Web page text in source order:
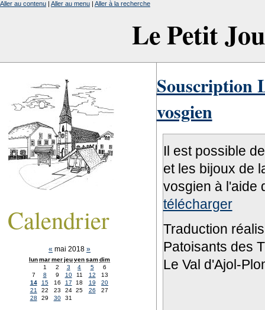
Le Petit
Aller au contenu | Aller au menu | Aller à la recherche
Souscription
vosgien
Il est possible
et les bijoux de
vosgien à l'aide
télécharger
Traduction
Patoisants des
Le Val d'Ajol-
Calendrier
« mai 2018»
lunmarmerjeuvensamdim
1
2 3 4 5
6
7
8 9 10 11 12
13
14
15 16 17 18 19
20
21
22 23 24 25 26
27
28
29 30 31